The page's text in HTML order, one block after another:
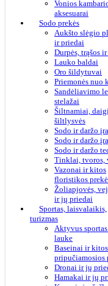
Vonios
aksesuarai
Sodo prekės
Aukšto slėgio
ir priedai
Durpės, trąšos
Lauko baldai
Oro šildytuvai
Priemonės nuo
Sandėliavimo
stelažai
Šiltnamiai,
šiltlysvės
Sodo ir daržo
Sodo ir daržo
Sodo ir daržo
Tinklai, tvoros,
Vazonai ir kitos
floristikos
Žoliapjovės,
ir jų priedai
Sportas, laisvalaikis,
turizmas
Aktyvus
lauke
Baseinai ir kitos
pripučiamosios
Dronai ir jų
Hamakai ir jų